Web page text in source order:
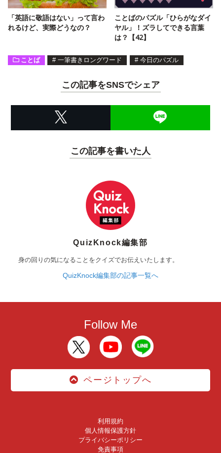
「英語に敬語はない」って言わ
れるけど、実際どうなの？
ことばのパズル「ひらがなダイ
ヤル」！ズラしてできる言葉
は？【42】
ことば # 一筆書きロングワード # 今日のパズル
この記事をSNSでシェア
この記事を書いた人
QuizKnock編集部
身の回りの気になることをクイズでお伝えいたします。
QuizKnock編集部の記事一覧へ
Follow Me
ページトップへ
利用規約
個人情報保護方針
プライバシーポリシー
免責事項